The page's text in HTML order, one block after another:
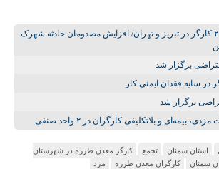
مرگ و مصدومیت ۲ کارگر در تبریز و تهران/ افزایش مصدومان حادثه شهرک
بیمه‌ای و بلاتکلیفی کارگران در ۲ واحد صنفی
استان سمنان تجمع
کارگر معدن طزره در شهرستان
سمنان کارگران معدن طزره مزد